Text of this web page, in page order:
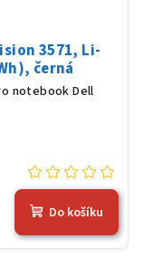
3571, Li-
černá
notebook Dell
Do košíku